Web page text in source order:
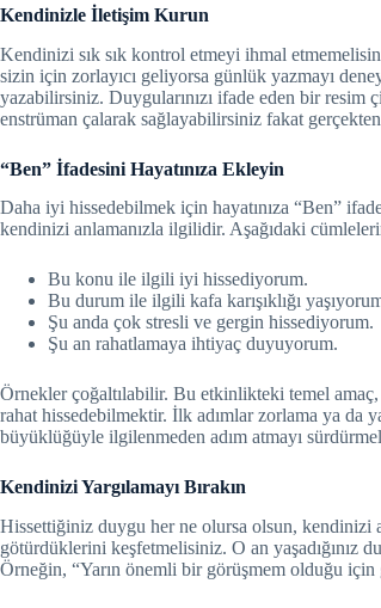
Kendinizle İletişim Kurun
Kendinizi sık sık kontrol etmeyi ihmal
sizin için zorlayıcı geliyorsa günlük yazmayı
yazabilirsiniz. Duygularınızı ifade eden bir resim
enstrüman çalarak sağlayabilirsiniz fakat
“Ben” İfadesini Hayatınıza Ekleyin
Daha iyi hissedebilmek için hayatınıza “Ben”
kendinizi anlamanızla ilgilidir. Aşağıdaki
Bu konu ile ilgili iyi hissediyorum.
Bu durum ile ilgili kafa karışıklığı
Şu anda çok stresli ve gergin hissediyorum.
Şu an rahatlamaya ihtiyaç duyuyorum.
Örnekler çoğaltılabilir. Bu etkinlikteki temel
rahat hissedebilmektir. İlk adımlar zorlama ya da
büyüklüğüyle ilgilenmeden adım atmayı
Kendinizi Yargılamayı Bırakın
Hissettiğiniz duygu her ne olursa olsun, kendinizi
götürdüklerini keşfetmelisiniz. O an yaşadığınız
Örneğin, “Yarın önemli bir görüşmem olduğu